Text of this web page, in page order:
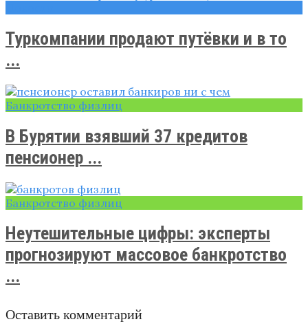
Туркомпании продают путёвки и в то
...
Банкротство физлиц
В Бурятии взявший 37 кредитов
пенсионер ...
Банкротство физлиц
Неутешительные цифры: эксперты
прогнозируют массовое банкротство
...
Оставить комментарий